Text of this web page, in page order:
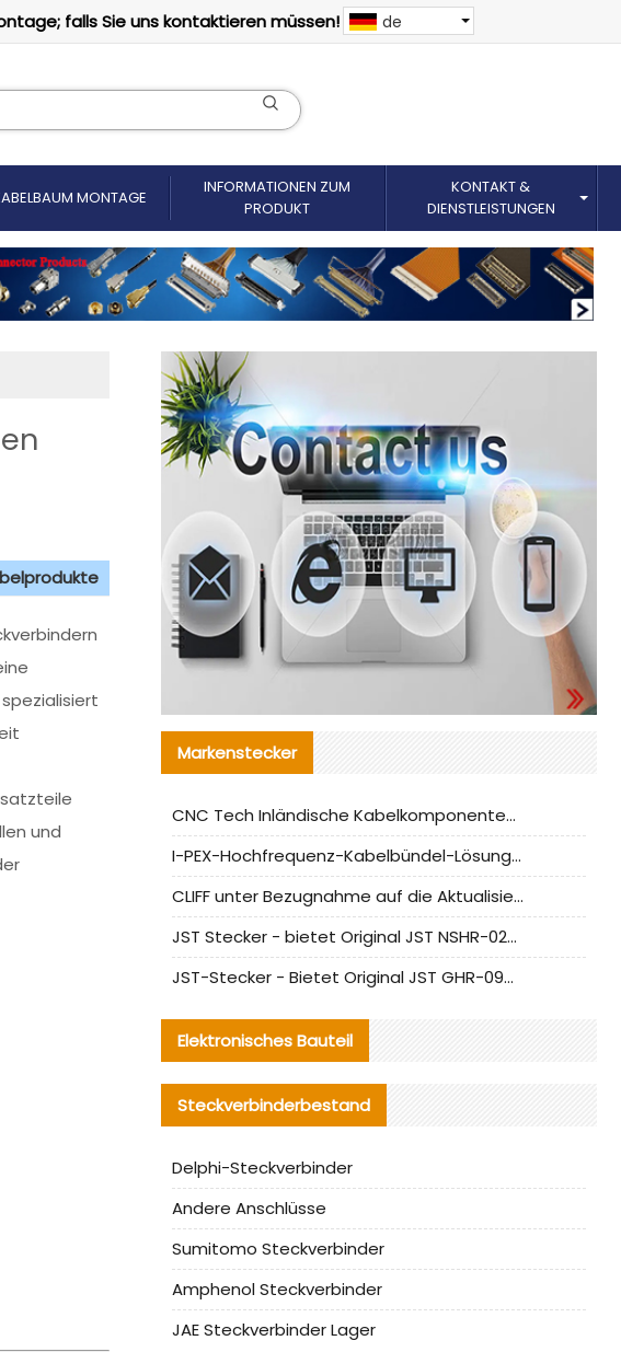
falls Sie uns kontaktieren müssen! de
MONTAGE
INFORMATIONEN ZUM
PRODUKT
KONTAKT &
DIENSTLEISTUNGEN
und
Markenstecker
CNC Tech Inländische Kabelkomponentenbewertung und Massenproduktionsanpassungsanleitung
I-PEX-Hochfrequenz-Kabelbündel-Lösung für die heimische Produktion analysiert
CLIFF unter Bezugnahme auf die Aktualisierung der chinesischen Stecker-Testnormen
JST Stecker - bietet Original JST NSHR-02V-S Stecker und Ersatzteile an
JST-Stecker - Bietet Original JST GHR-09V-S Stecker und Ersatzteile an
Elektronisches Bauteil
Steckverbinderbestand
Delphi-Steckverbinder
Andere Anschlüsse
Sumitomo Steckverbinder
Amphenol Steckverbinder
JAE Steckverbinder Lager